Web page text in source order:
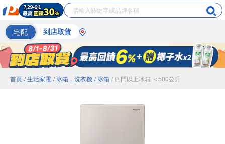
宅配 到店取貨
首頁 / 生活家電 / 冰箱．洗衣機 / 冰箱 / 四門以上冰箱 ＜500公升